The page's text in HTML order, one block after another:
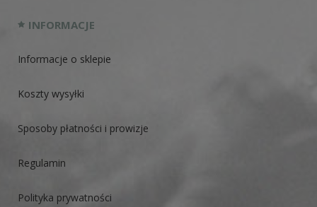
INFORMACJE
Informacje o sklepie
Koszty wysyłki
Sposoby płatności i prowizje
Regulamin
Polityka prywatności